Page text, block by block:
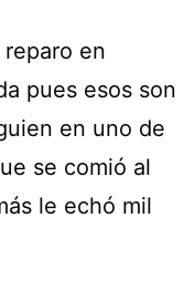
en
pues esos son
en uno de
se comió al
le echó mil